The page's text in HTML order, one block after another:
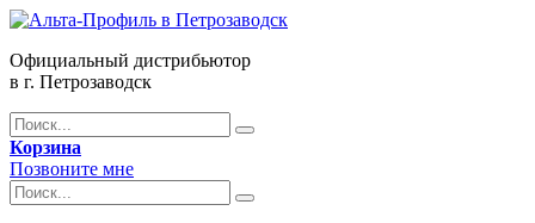
Официальный дистрибьютор
в г. Петрозаводск
Корзина
Позвоните мне